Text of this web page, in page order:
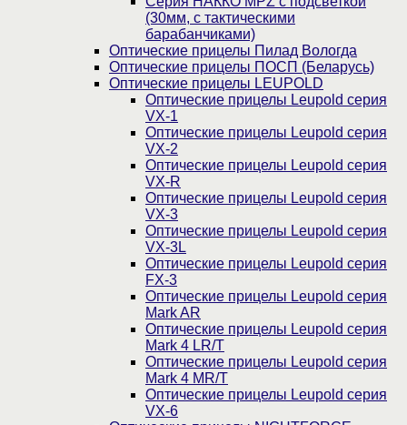
(30мм, c тактическими
барабанчиками)
Оптические прицелы Пилад Вологда
Оптические прицелы ПОСП (Беларусь)
Оптические прицелы LEUPOLD
Оптические прицелы Leupold серия
VX-1
Оптические прицелы Leupold серия
VX-2
Оптические прицелы Leupold серия
VX-R
Оптические прицелы Leupold серия
VX-3
Оптические прицелы Leupold серия
VX-3L
Оптические прицелы Leupold серия
FX-3
Оптические прицелы Leupold серия
Mark AR
Оптические прицелы Leupold серия
Mark 4 LR/T
Оптические прицелы Leupold серия
Mark 4 MR/T
Оптические прицелы Leupold серия
VX-6